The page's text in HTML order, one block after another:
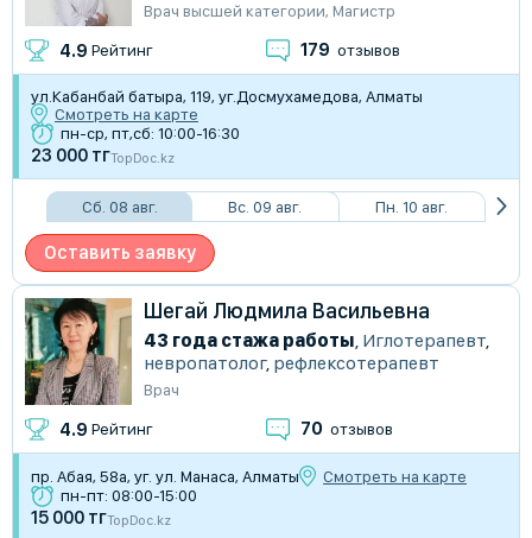
Врач высшей категории, Магистр
4.9 Рейтинг 179 отзывов
​ул.Кабанбай батыра, 119, уг.Досмухамедова, Алматы
Смотреть на карте
пн-ср, пт,сб: 10:00-16:30
23 000 тгTopDoc.kz
Сб. 08 авг. Вс. 09 авг. Пн. 10 авг.
Оставить заявку
Шегай Людмила Васильевна
43 года стажа работы, Иглотерапевт,
невропатолог, рефлексотерапевт
Врач
4.9 Рейтинг 70 отзывов
пр. Абая, 58а, уг. ул. Манаса, Алматы
Смотреть на карте
пн-пт: 08:00-15:00
15 000 тгTopDoc.kz